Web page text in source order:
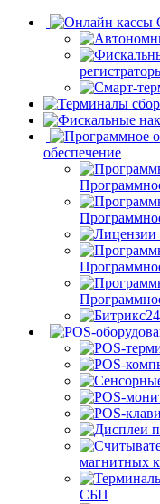
обеспечение
магнитных
СБП